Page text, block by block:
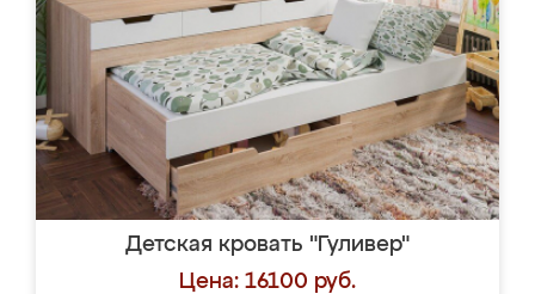
Детская кровать "Гуливер"
Цена: 16100 руб.